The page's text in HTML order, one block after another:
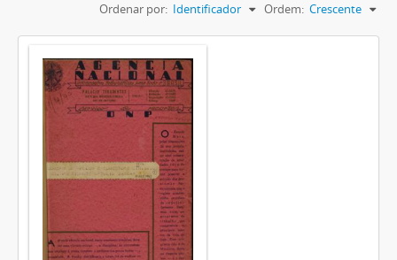
Ordenar por: Identificador Ordem: Crescente